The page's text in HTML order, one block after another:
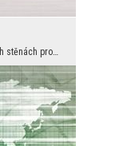
Milovníci pozoruhodných řešení na čtyřech stěnách pro sebe našli něco neobvyklého. Jedinečná foto...